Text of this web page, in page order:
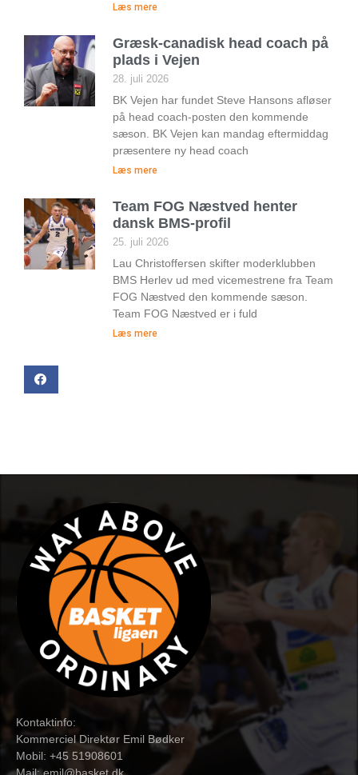
Læs mere
Græsk-canadisk head coach på
plads i Vejen
28. juli 2026
BK Vejen har fundet Steve Hansons afløser
på head coach-posten den kommende
sæson. BK Vejen kan mandag eftermiddag
præsentere ny head coach
Læs mere
Team FOG Næstved henter
dansk BMS-profil
25. juli 2026
Lau Christoffersen skifter moderklubben
BMS Herlev ud med vicemestrene fra Team
FOG Næstved den kommende sæson.
Team FOG Næstved er i fuld
Læs mere
Kontaktinfo:
Kommerciel Direktør Emil Bødker
Mobil: +45 51908601